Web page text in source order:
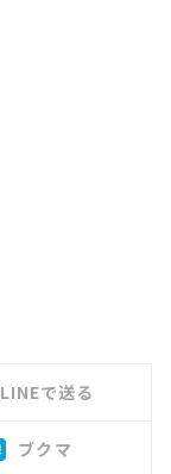
LINEで送る
ブクマ